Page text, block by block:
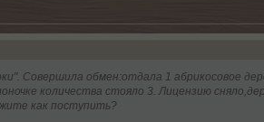
Совершила обмен:отдала 1 абрикосовое
количества стояло 3. Лицензию
как поступить?